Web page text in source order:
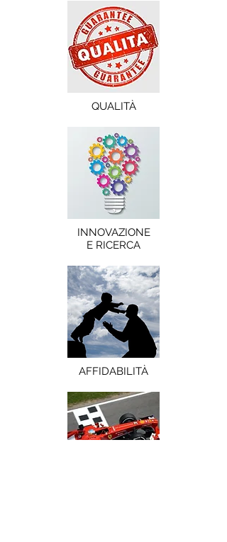
QUALITÀ
INNOVAZIONE
E RICERCA
AFFIDABILITÀ